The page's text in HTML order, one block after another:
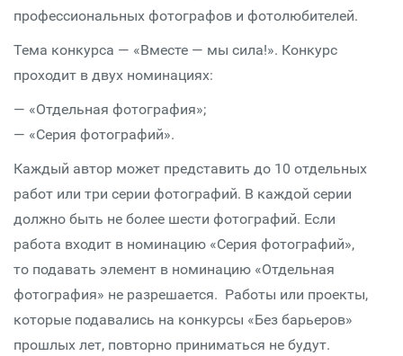
профессиональных фотографов и фотолюбителей.
Тема конкурса — «Вместе — мы сила!». Конкурс
проходит в двух номинациях:
— «Отдельная фотография»;
— «Серия фотографий».
Каждый автор может представить до 10 отдельных
работ или три серии фотографий. В каждой серии
должно быть не более шести фотографий. Если
работа входит в номинацию «Серия фотографий»,
то подавать элемент в номинацию «Отдельная
фотография» не разрешается. Работы или проекты,
которые подавались на конкурсы «Без барьеров»
прошлых лет, повторно приниматься не будут.